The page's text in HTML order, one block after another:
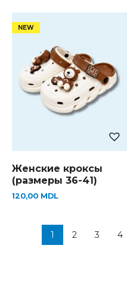
Женские кроксы
(размеры 36-41)
120,00 MDL
1 2 3 4